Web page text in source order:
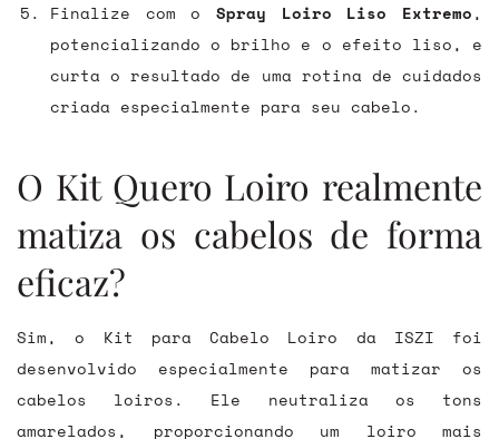
Finalize com o Spray Loiro Liso Extremo,
potencializando o brilho e o efeito liso, e
curta o resultado de uma rotina de cuidados
criada especialmente para seu cabelo.
O Kit Quero Loiro realmente
matiza os cabelos de forma
eficaz?
Sim, o Kit para Cabelo Loiro da ISZI foi
desenvolvido especialmente para matizar os
cabelos loiros. Ele neutraliza os tons
amarelados, proporcionando um loiro mais